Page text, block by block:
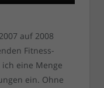
auf 2008
Fitness-
eine Menge
ein. Ohne